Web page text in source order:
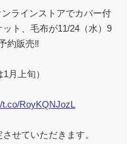
ンラインストアでカバー付
ト、毛布が11/24（水）9
約販売‼️
月上旬）
t.co/RoyKQNJozL
せていただきます。